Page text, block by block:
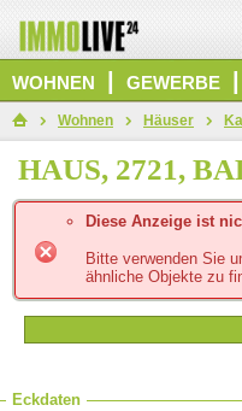
WOHNEN GEWERBE
Wohnen Häuser
HAUS, 2721,
Diese Anzeige ist
Bitte verwenden Sie
ähnliche Objekte zu
Eckdaten